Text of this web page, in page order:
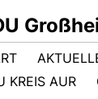
KREIS AUR